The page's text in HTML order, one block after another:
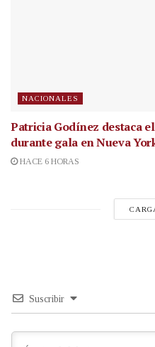
NACIONALES
Patricia Godínez destaca
durante gala en Nueva
HACE 6 HORAS
Suscribir